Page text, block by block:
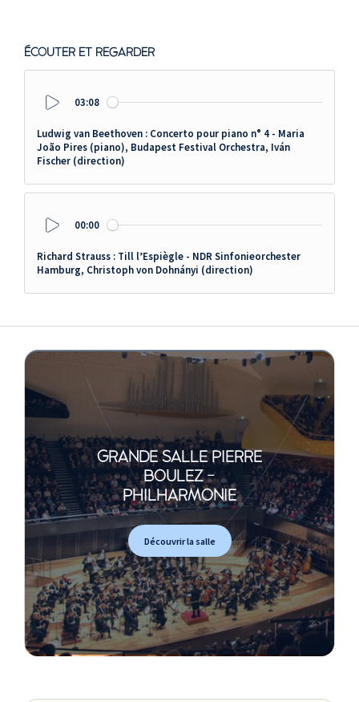
ÉCOUTER ET REGARDER
03:08
Ludwig van Beethoven : Concerto pour piano n° 4 - Maria
João Pires (piano), Budapest Festival Orchestra, Iván
Fischer (direction)
00:00
Richard Strauss : Till l’Espiègle - NDR Sinfonieorchester
Hamburg, Christoph von Dohnányi (direction)
GRANDE SALLE PIERRE
BOULEZ -
PHILHARMONIE
Découvrir la salle